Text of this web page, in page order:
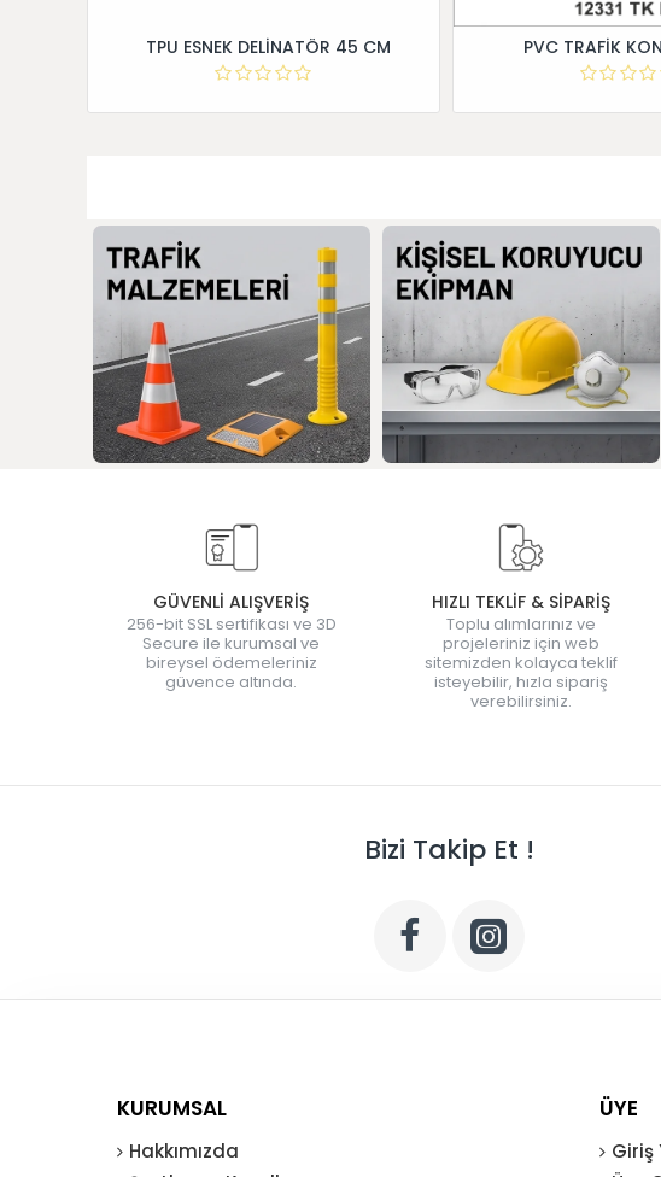
TPU ESNEK DELİNATÖR 45 CM PVC TRAFİK
GÜVENLİ ALIŞVERİŞ
256-bit SSL sertifikası ve 3D
Secure ile kurumsal ve
bireysel ödemeleriniz
güvence altında.
HIZLI TEKLİF & SİPARİŞ
Toplu alımlarınız ve
projeleriniz için web
sitemizden kolayca teklif
isteyebilir, hızla sipariş
verebilirsiniz.
Bizi Takip Et !
KURUMSAL
Hakkımızda
ÜYE
Giriş